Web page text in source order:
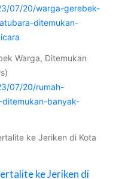
07/20/warga-gerebek-
ditemukan-
Warga, Ditemukan
07/20/rumah-
banyak-
ke Jeriken di Kota
ke Jeriken di